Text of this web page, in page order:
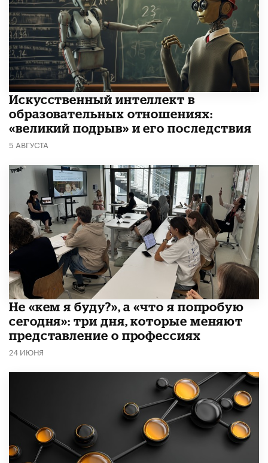
​Искусственный интеллект в
образовательных отношениях:
«великий подрыв» и его последствия
5 АВГУСТА
Не «кем я буду?», а «что я попробую
сегодня»: три дня, которые меняют
представление о профессиях
24 ИЮНЯ